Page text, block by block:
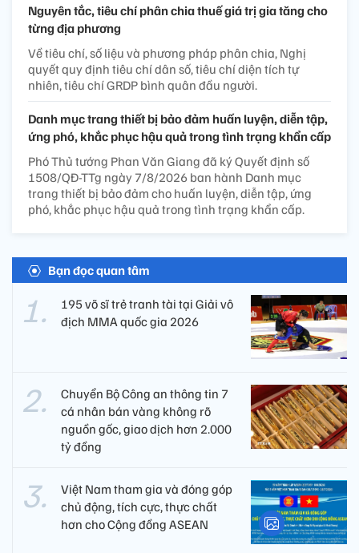
Nguyên tắc, tiêu chí phân chia thuế giá trị gia tăng cho
từng địa phương
Về tiêu chí, số liệu và phương pháp phân chia, Nghị
quyết quy định tiêu chí dân số, tiêu chí diện tích tự
nhiên, tiêu chí GRDP bình quân đầu người.
Danh mục trang thiết bị bảo đảm huấn luyện, diễn tập,
ứng phó, khắc phục hậu quả trong tình trạng khẩn cấp
Phó Thủ tướng Phan Văn Giang đã ký Quyết định số
1508/QĐ-TTg ngày 7/8/2026 ban hành Danh mục
trang thiết bị bảo đảm cho huấn luyện, diễn tập, ứng
phó, khắc phục hậu quả trong tình trạng khẩn cấp.
Bạn đọc quan tâm
195 võ sĩ trẻ tranh tài tại Giải vô
địch MMA quốc gia 2026
Chuyển Bộ Công an thông tin 7
cá nhân bán vàng không rõ
nguồn gốc, giao dịch hơn 2.000
tỷ đồng
Việt Nam tham gia và đóng góp
chủ động, tích cực, thực chất
hơn cho Cộng đồng ASEAN